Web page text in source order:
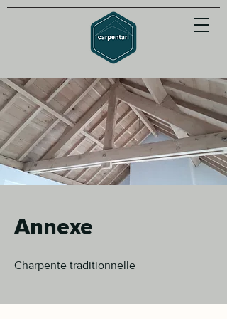
Annexe
Charpente traditionnelle